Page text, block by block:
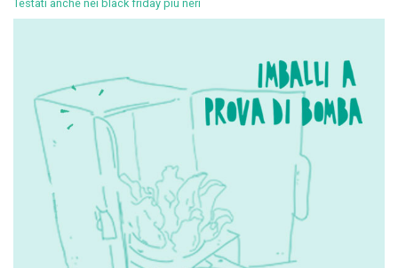
Testati anche nei black friday più neri